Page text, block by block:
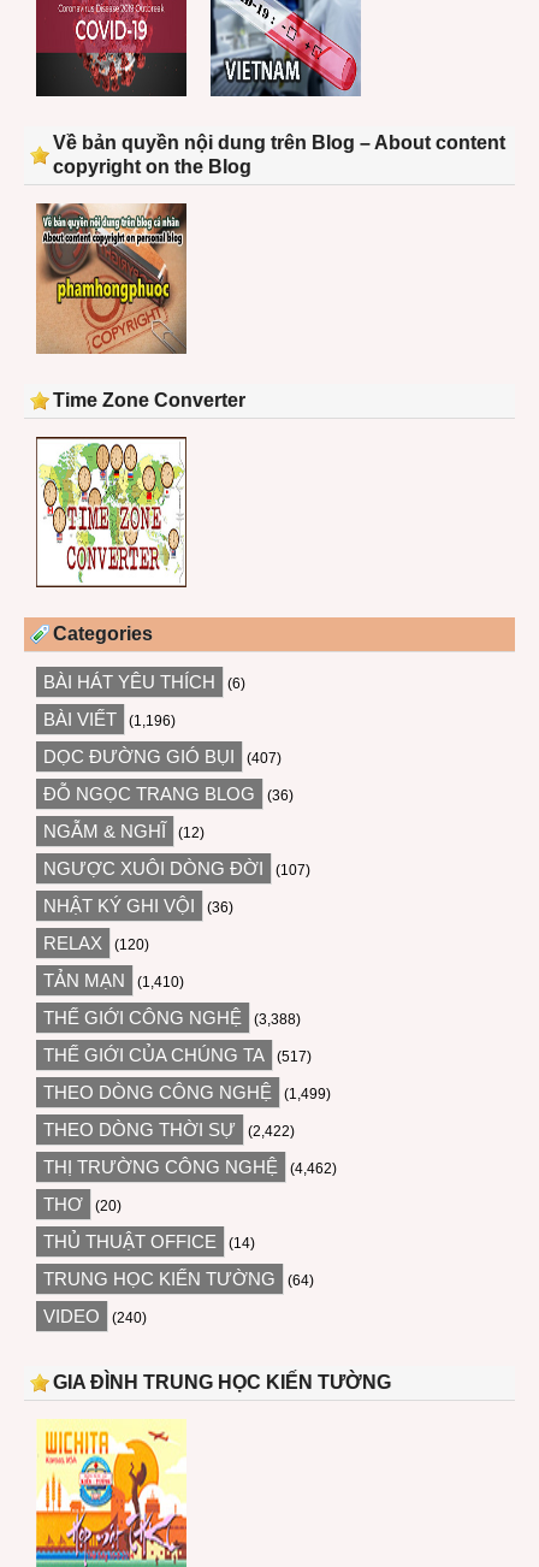
Về bản quyền nội dung trên Blog – About content
copyright on the Blog
Time Zone Converter
Categories
BÀI HÁT YÊU THÍCH (6)
BÀI VIẾT (1,196)
DỌC ĐƯỜNG GIÓ BỤI (407)
ĐỖ NGỌC TRANG BLOG (36)
NGẪM & NGHĨ (12)
NGƯỢC XUÔI DÒNG ĐỜI (107)
NHẬT KÝ GHI VỘI (36)
RELAX (120)
TẢN MẠN (1,410)
THẾ GIỚI CÔNG NGHỆ (3,388)
THẾ GIỚI CỦA CHÚNG TA (517)
THEO DÒNG CÔNG NGHỆ (1,499)
THEO DÒNG THỜI SỰ (2,422)
THỊ TRƯỜNG CÔNG NGHỆ (4,462)
THƠ (20)
THỦ THUẬT OFFICE (14)
TRUNG HỌC KIẾN TƯỜNG (64)
VIDEO (240)
GIA ĐÌNH TRUNG HỌC KIẾN TƯỜNG